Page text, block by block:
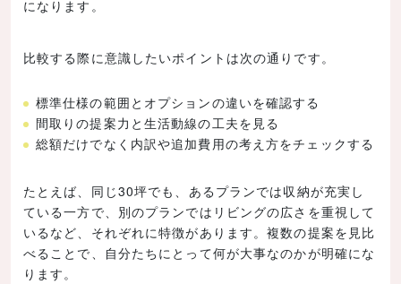
になります。
比較する際に意識したいポイントは次の通りです。
標準仕様の範囲とオプションの違いを確認する
間取りの提案力と生活動線の工夫を見る
総額だけでなく内訳や追加費用の考え方をチェックする
たとえば、同じ30坪でも、あるプランでは収納が充実し
ている一方で、別のプランではリビングの広さを重視して
いるなど、それぞれに特徴があります。複数の提案を見比
べることで、自分たちにとって何が大事なのかが明確にな
ります。